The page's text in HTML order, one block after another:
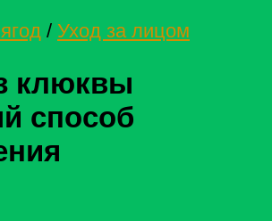
/ Уход за лицом
клюквы
способ